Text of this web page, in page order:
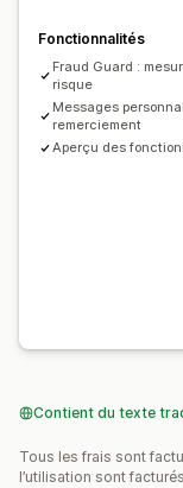
Synchronisation
Tâches
Sur plusieurs
Fonctionnalités
Fraud Guard :
risque
Messages
remerciement
Aperçu des
Contient du texte
Tous les frais sont
l’utilisation sont